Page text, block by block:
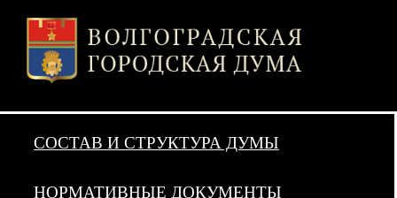
СОСТАВ И СТРУКТУРА ДУМЫ
НОРМАТИВНЫЕ ДОКУМЕНТЫ